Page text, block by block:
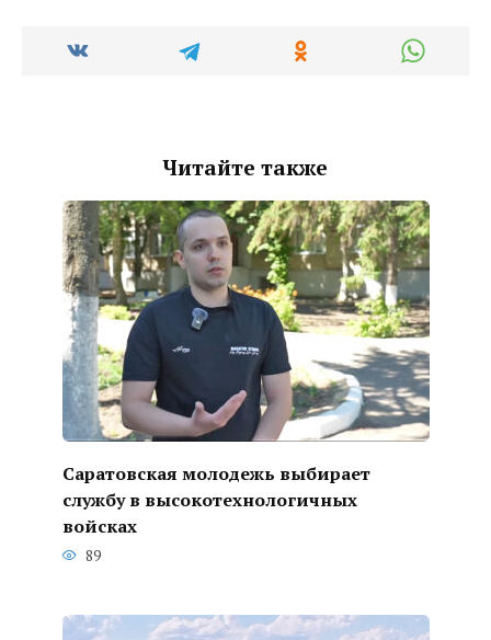
Читайте также
Саратовская молодежь выбирает
службу в высокотехнологичных
войсках
89